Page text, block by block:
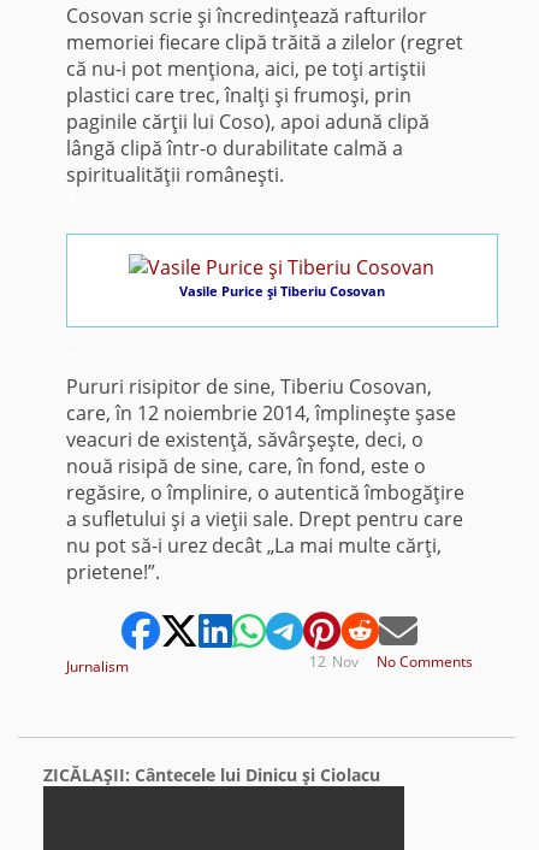
Cosovan scrie şi încredinţează rafturilor
memoriei fiecare clipă trăită a zilelor (regret
că nu-i pot menţiona, aici, pe toţi artiştii
plastici care trec, înalţi şi frumoşi, prin
paginile cărţii lui Coso), apoi adună clipă
lângă clipă într-o durabilitate calmă a
spiritualităţii româneşti.
Vasile Purice şi Tiberiu Cosovan
Pururi risipitor de sine, Tiberiu Cosovan,
care, în 12 noiembrie 2014, împlineşte şase
veacuri de existenţă, săvârşeşte, deci, o
nouă risipă de sine, care, în fond, este o
regăsire, o împlinire, o autentică îmbogăţire
a sufletului şi a vieţii sale. Drept pentru care
nu pot să-i urez decât „La mai multe cărţi,
prietene!”.
Jurnalism No Comments
Nov
12
ZICĂLAŞII: Cântecele lui Dinicu şi Ciolacu